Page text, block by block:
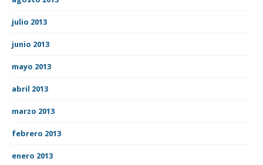
julio 2013
junio 2013
mayo 2013
abril 2013
marzo 2013
febrero 2013
enero 2013